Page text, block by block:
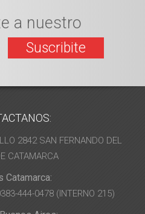
a nuestro
Suscribite
2842 SAN FERNANDO DEL
CATAMARCA
Catamarca:
444-0478 (INTERNO 215)